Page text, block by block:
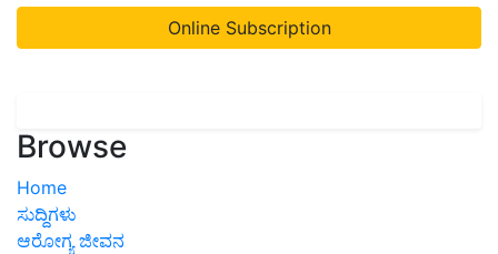
Online Subscription
Browse
Home
ಸುದ್ದಿಗಳು
ಆರೋಗ್ಯ ಜೀವನ